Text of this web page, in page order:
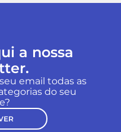
a nossa
email todas as
do seu